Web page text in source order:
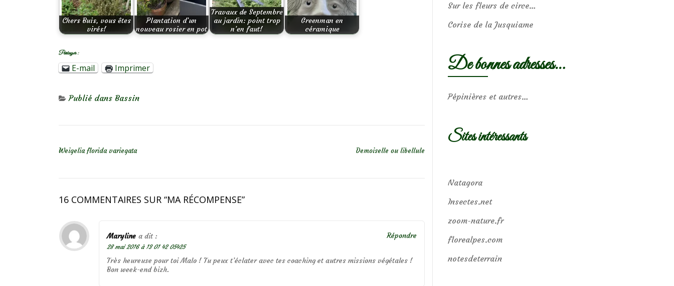
Chers Buis, vous êtes
virés!
Plantation d’un
nouveau rosier en pot
Travaux de Septembre
au jardin: point trop
n’en faut!
Greenman en
céramique
Partager :
E-mail Imprimer
Publié dans Bassin
Weigelia florida variegata Demoiselle ou libellule
16 COMMENTAIRES SUR “MA RÉCOMPENSE”
Maryline a dit :
28 mai 2016 à 13 01 42 05425
Très heureuse pour toi Malo ! Tu peux t’éclater avec tes coaching et autres missions végétales !
Bon week-end bizh.
Répondre
Sur les fleurs de circe…
Corise de la Jusquiame
De bonnes adresses…
Pépinières et autres…
Sites intéressants
Natagora
Insectes.net
zoom-nature.fr
florealpes.com
notesdeterrain